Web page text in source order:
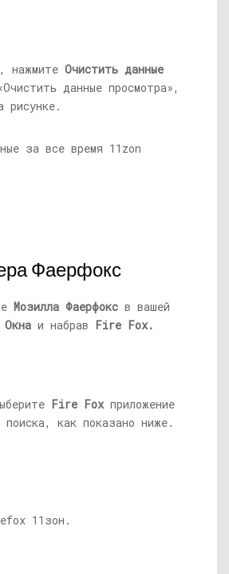
нажмите Очистить данные
данные просмотра»,
рисунке.
Фаерфокс
Мозилла Фаерфокс в вашей
Окна и набрав Fire Fox.
Fire Foxприложение
поиска, как показано ниже.